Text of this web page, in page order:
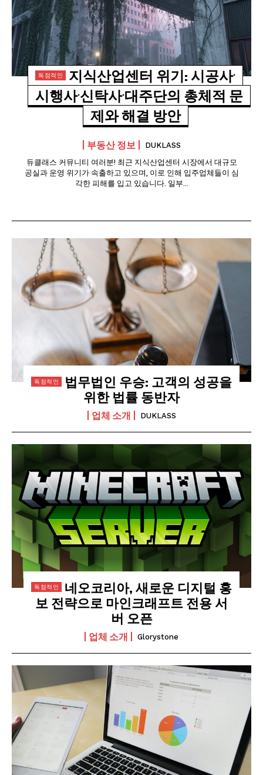
지식산업센터 위기: 시공사·
시행사·신탁사·대주단의 총체적 문
제와 해결 방안
부동산 정보 DUKLASS
듀클래스 커뮤니티 여러분! 최근 지식산업센터 시장에서 대규모
공실과 운영 위기가 속출하고 있으며, 이로 인해 입주업체들이 심
각한 피해를 입고 있습니다. 일부...
법무법인 우승: 고객의 성공을
위한 법률 동반자
업체 소개 DUKLASS
네오코리아, 새로운 디지털 홍
보 전략으로 마인크래프트 전용 서
버 오픈
업체 소개 Glorystone